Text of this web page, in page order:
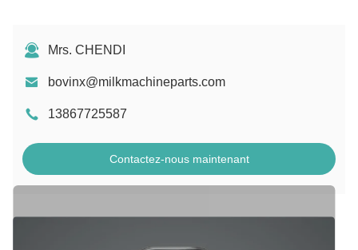
Mrs. CHENDI
bovinx@milkmachineparts.com
13867725587
Contactez-nous maintenant